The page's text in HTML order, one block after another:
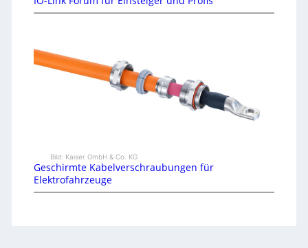
Bild: Kaiser GmbH & Co. KG
Geschirmte Kabelverschraubungen für
Elektrofahrzeuge